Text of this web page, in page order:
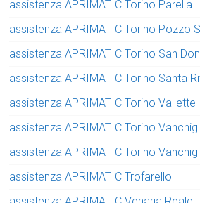
assistenza APRIMATIC Torino Parella
assistenza APRIMATIC Torino Pozzo
assistenza APRIMATIC Torino San
assistenza APRIMATIC Torino Santa
assistenza APRIMATIC Torino Vallette
assistenza APRIMATIC Torino
assistenza APRIMATIC Torino
assistenza APRIMATIC Trofarello